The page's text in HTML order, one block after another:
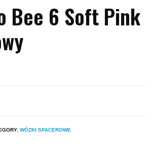
Bee 6 Soft Pink
WÓZKI SPACEROWE